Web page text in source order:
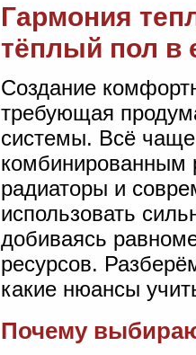
Гармония
тёплый пол в
Создание
требующая
системы. Всё
радиаторы и
использовать
добиваясь
ресурсов.
какие нюансы
Почему